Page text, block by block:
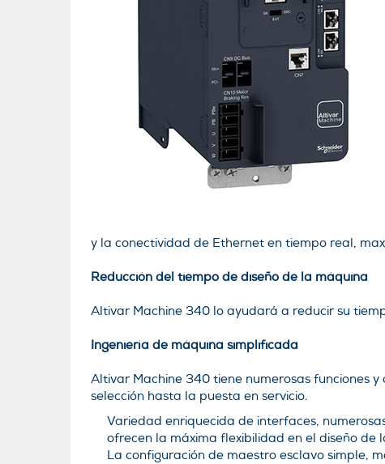
y la conectividad de Ethernet en tiempo real,
Reducción del tiempo de diseño de la máquina
Altivar Machine 340 lo ayudará a reducir su
Ingeniería de máquina simplificada
Altivar Machine 340 tiene numerosas funciones
selección hasta la puesta en servicio.
Variedad enriquecida de interfaces,
ofrecen la máxima flexibilidad en el diseño de
La configuración de maestro esclavo simple,